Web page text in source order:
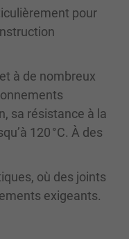
pour
à de nombreux
sa résistance à la
120 °C. À des
où des joints
exigeants.